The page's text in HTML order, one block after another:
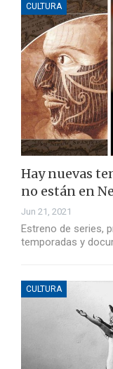
CULTURA
Hay nuevas
no están en
Jun 21, 2021
Estreno de series,
temporadas y
CULTURA